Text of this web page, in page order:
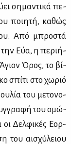
ση­μα­ντι­κά πε­
ποι­η­τή, κα­θώς
Από μπρο­στά
την Εύα, η πε­ρι­ή­
Όρος, το βί­
σπί­τι στο χω­ριό
του με­το­νο­
του ομώ­
οι Δελ­φι­κές Εορ­
του αι­σχύ­λειου